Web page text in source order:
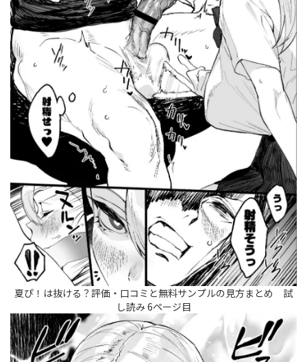
夏ぴ！は抜ける？評価・口コミと無料サンプルの見方まとめ 試
し読み 6ページ目